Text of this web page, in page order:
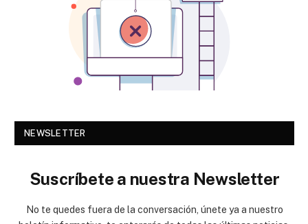
NEWSLETTER
Suscríbete a nuestra Newsletter
No te quedes fuera de la conversación, únete ya a nuestro